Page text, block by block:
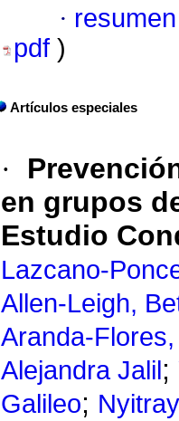
·
pdf )
Artículos especiales
·
en grupos
Estudio
Lazcano-
Allen-Leigh,
Aranda-
Alejandra Jalil ;
Galileo;